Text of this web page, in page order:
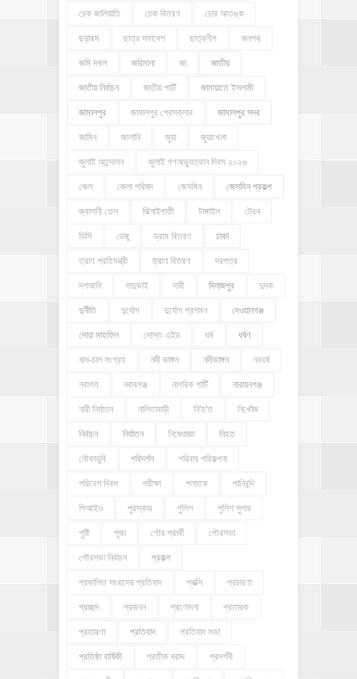
চেক জালিয়াতি চেক বিতরণ চোর আতঙ্ক
ছড়ারস ছাত্র সমাবেশ ছাত্রলীগ জনপথ
জমি দখল জরিমানা জা জাতীয়
জাতীয় নির্বাচন জাতীয় পার্টি জামায়াতে ইসলামী
জামালপুর জামালপুর প্রেসক্লাব জামালপুর সদর
জামিন জালানি জুয়া জুয়াখেলা
জুলাই আন্দোলন জুলাই গণঅভ্যুত্থান দিবস ২০২৬
জেল জেলা পরিষদ জেসমিন জেসমিন প্রকল্প
জ্বালানী তেল ঝিনাইগাতী টাঙ্গাইল ট্রেন
ডিসি ডেঙ্গু ড্রাম বিতরণ ঢাকা
ত্রাণ প্রতিমন্ত্রী ত্রাণ বিতরণ দরপত্র
দশআনি দাদুভাই দাবী দিনাজপুর দুদক
দুর্নীতি দুর্যোগ দুর্যোগ প্রশমন দেওয়ানগঞ্জ
দোয়া মাহফিল দোস্ত এইড ধর্ম ধর্ষণ
ধান-চাল সংগ্রহ নদী ভাঙ্গন নদীভাঙ্গন নববর্ষ
নবাগত নবাবগঞ্জ নাগরিক পার্টি নারায়নগঞ্জ
নারী নির্যাতন নালিতাবাড়ী নি'হ'ত নিখোঁজ
নির্বাচন নির্যাতন নিষেধাজ্ঞা নিহত
নৌকাডুবি পরিদর্শন পরিবার পরিকল্পনা
পরিবেশ দিবস পরীক্ষা পলাতক পানিবন্দি
পিআইও পুরস্কার পুলিশ পুলিশ সুপার
পুষ্টি পূজা পৌর প্রার্থী পৌরসভা
পৌরসভা নির্বাচন প্রকল্প
প্রকাশিত সংবাদের প্রতিবাদ প্রক্সি প্রচারণা
প্রচ্ছদ প্রজনন প্রণোদনা প্রতারক
প্রতারণা প্রতিবাদ প্রতিবাদ সভা
প্রতিষ্ঠা বার্ষিকী প্রতীক বরাদ্দ প্রদর্শনী